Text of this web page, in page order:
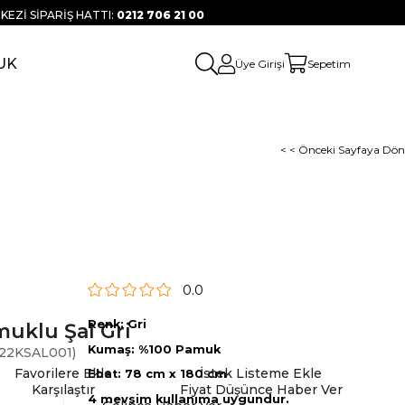
SİPARİŞ HATTI: 0212 706 21 00
Üye Girişi Sepetim
< < Önceki Sayfaya Dön
Şal Gri
0.0
Renk: Gri
Kumaş: %100 Pamuk
Ebat: 78 cm x 180 cm
4 mevsim kullanıma uygundur.
Favorilere Ekle
İstek Listeme Ekle
Karşılaştır
Fiyat Düşünce Haber Ver